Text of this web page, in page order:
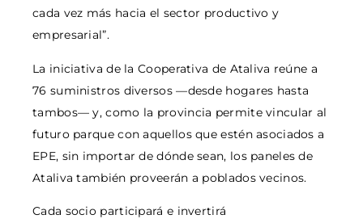
cada vez más hacia el sector productivo y
empresarial”.
La iniciativa de la Cooperativa de Ataliva reúne a
76 suministros diversos —desde hogares hasta
tambos— y, como la provincia permite vincular al
futuro parque con aquellos que estén asociados a
EPE, sin importar de dónde sean, los paneles de
Ataliva también proveerán a poblados vecinos.
Cada socio participará e invertirá